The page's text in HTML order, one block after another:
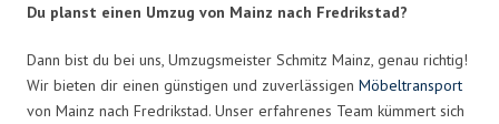
Du planst einen Umzug von Mainz nach Fredrikstad?
Dann bist du bei uns, Umzugsmeister Schmitz Mainz, genau richtig!
Wir bieten dir einen günstigen und zuverlässigen Möbeltransport
von Mainz nach Fredrikstad. Unser erfahrenes Team kümmert sich